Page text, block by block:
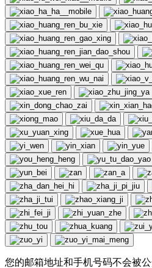
您的邮箱地址和手机号码不会被